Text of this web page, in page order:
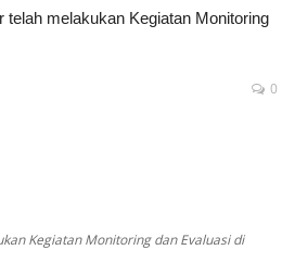
melakukan Kegiatan Monitoring
0
Kegiatan Monitoring dan Evaluasi di